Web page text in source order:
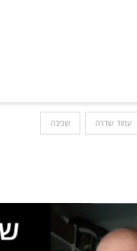
עמוד שדרה שכיבה